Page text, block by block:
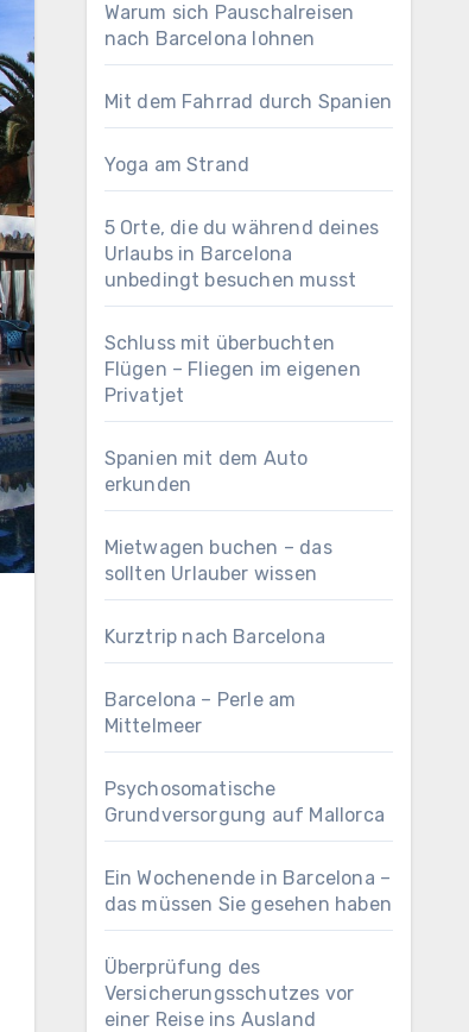
Warum sich Pauschalreisen
nach Barcelona lohnen
Mit dem Fahrrad durch Spanien
Yoga am Strand
5 Orte, die du während deines
Urlaubs in Barcelona
unbedingt besuchen musst
Schluss mit überbuchten
Flügen – Fliegen im eigenen
Privatjet
Spanien mit dem Auto
erkunden
Mietwagen buchen – das
sollten Urlauber wissen
Kurztrip nach Barcelona
Barcelona – Perle am
Mittelmeer
Psychosomatische
Grundversorgung auf Mallorca
Ein Wochenende in Barcelona –
das müssen Sie gesehen haben
Überprüfung des
Versicherungsschutzes vor
einer Reise ins Ausland